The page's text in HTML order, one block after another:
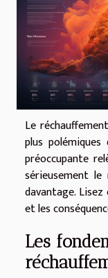
Le
plus
préoccupante
sérieusement le
davantage.
et les
Les